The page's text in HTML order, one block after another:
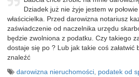
Dziadek już nie żyje jestem w połowie
właścicielka. Przed darowizna notariusz
zaświadczenie od naczelnika urzędu
będzie zwolniona z podatku. Czy takiego
dostaje się po ? Lub jak takie coś załatwić
znaleźć
darowizna nieruchomości podatek od